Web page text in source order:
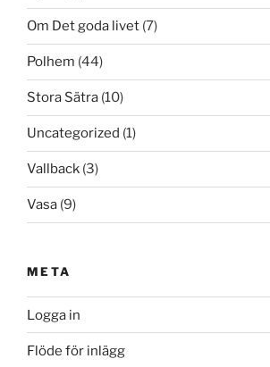
Om Det goda livet (7)
Polhem (44)
Stora Sätra (10)
Uncategorized (1)
Vallback (3)
Vasa (9)
META
Logga in
Flöde för inlägg